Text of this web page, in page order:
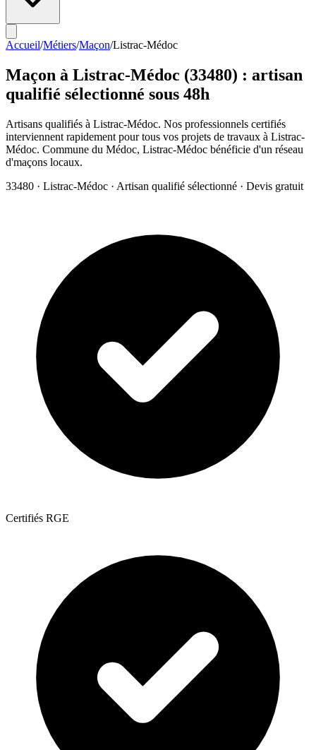
Accueil/Métiers/Maçon/Listrac-Médoc
Maçon à Listrac-Médoc (33480) : artisan
qualifié sélectionné sous 48h
Artisans qualifiés à Listrac-Médoc. Nos professionnels certifiés
interviennent rapidement pour tous vos projets de travaux à Listrac-
Médoc. Commune du Médoc, Listrac-Médoc bénéficie d'un réseau
d'maçons locaux.
33480 · Listrac-Médoc · Artisan qualifié sélectionné · Devis gratuit
Certifiés RGE